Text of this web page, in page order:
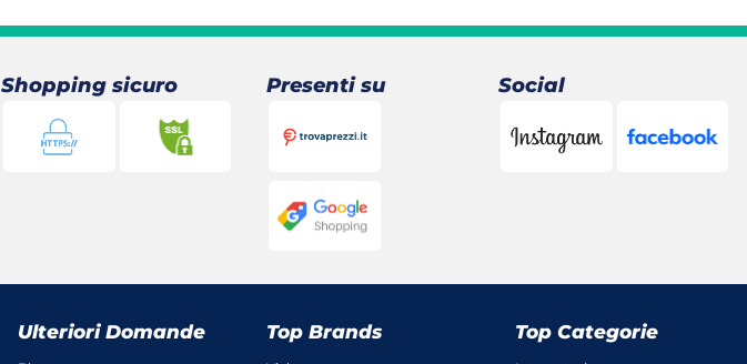
Shopping sicuro Presenti su Social
Ulteriori Domande Top Brands Top Categorie